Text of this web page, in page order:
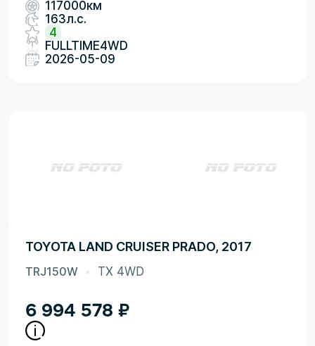
117000км
163л.с.
4
FULLTIME4WD
2026-05-09
TOYOTA LAND CRUISER PRADO, 2017
TRJ150W TX 4WD
6 994 578 ₽